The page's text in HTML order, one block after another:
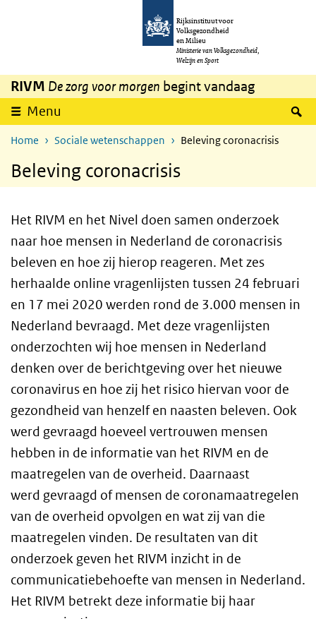
Overslaan en naar de inhoud gaan
Rijksinstituut voor
Volksgezondheid
en Milieu
Ministerie van Volksgezondheid,
Welzijn en Sport
RIVM De zorg voor morgen begint vandaag
Menu
Home Sociale wetenschappen Beleving coronacrisis
Beleving coronacrisis
Het RIVM en het Nivel doen samen onderzoek
naar hoe mensen in Nederland de coronacrisis
beleven en hoe zij hierop reageren. Met zes
herhaalde online vragenlijsten tussen 24 februari
en 17 mei 2020 werden rond de 3.000 mensen in
Nederland bevraagd. Met deze vragenlijsten
onderzochten wij hoe mensen in Nederland
denken over de berichtgeving over het nieuwe
coronavirus en hoe zij het risico hiervan voor de
gezondheid van henzelf en naasten beleven. Ook
werd gevraagd hoeveel vertrouwen mensen
hebben in de informatie van het RIVM en de
maatregelen van de overheid. Daarnaast
werd gevraagd of mensen de coronamaatregelen
van de overheid opvolgen en wat zij van die
maatregelen vinden. De resultaten van dit
onderzoek geven het RIVM inzicht in de
communicatiebehoefte van mensen in Nederland.
Het RIVM betrekt deze informatie bij haar